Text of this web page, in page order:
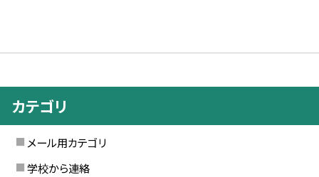
カテゴリ
メール用カテゴリ
学校から連絡